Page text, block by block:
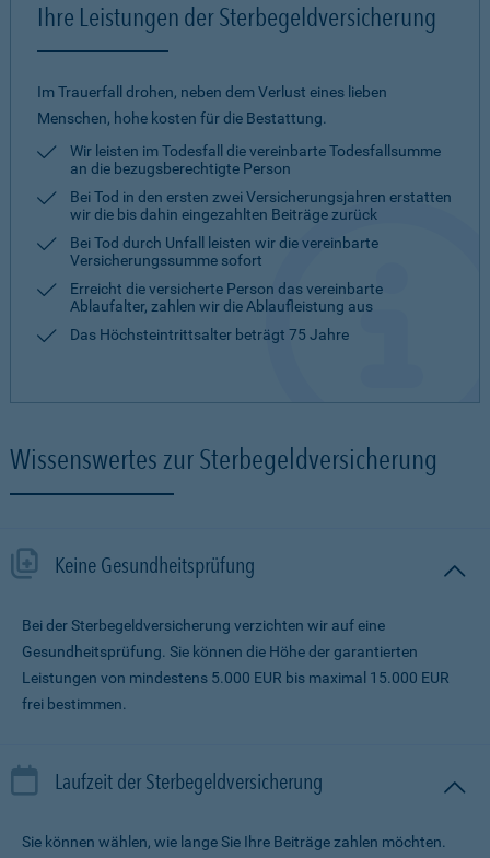
Ihre Leistungen der Sterbegeldversicherung
Im Trauerfall drohen, neben dem Verlust eines lieben
Menschen, hohe kosten für die Bestattung.
Wir leisten im Todesfall die vereinbarte Todesfallsumme
an die bezugsberechtigte Person
Bei Tod in den ersten zwei Versicherungsjahren erstatten
wir die bis dahin eingezahlten Beiträge zurück
Bei Tod durch Unfall leisten wir die vereinbarte
Versicherungssumme sofort
Erreicht die versicherte Person das vereinbarte
Ablaufalter, zahlen wir die Ablaufleistung aus
Das Höchsteintrittsalter beträgt 75 Jahre
Wissenswertes zur Sterbegeldversicherung
Keine Gesundheitsprüfung
Bei der Sterbegeldversicherung verzichten wir auf eine
Gesundheitsprüfung. Sie können die Höhe der garantierten
Leistungen von mindestens 5.000 EUR bis maximal 15.000 EUR
frei bestimmen.
Laufzeit der Sterbegeldversicherung
Sie können wählen, wie lange Sie Ihre Beiträge zahlen möchten.